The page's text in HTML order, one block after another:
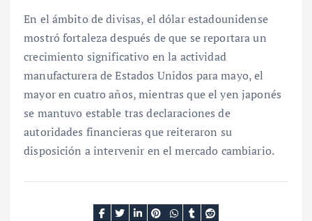
En el ámbito de divisas, el dólar estadounidense
mostró fortaleza después de que se reportara un
crecimiento significativo en la actividad
manufacturera de Estados Unidos para mayo, el
mayor en cuatro años, mientras que el yen japonés
se mantuvo estable tras declaraciones de
autoridades financieras que reiteraron su
disposición a intervenir en el mercado cambiario.